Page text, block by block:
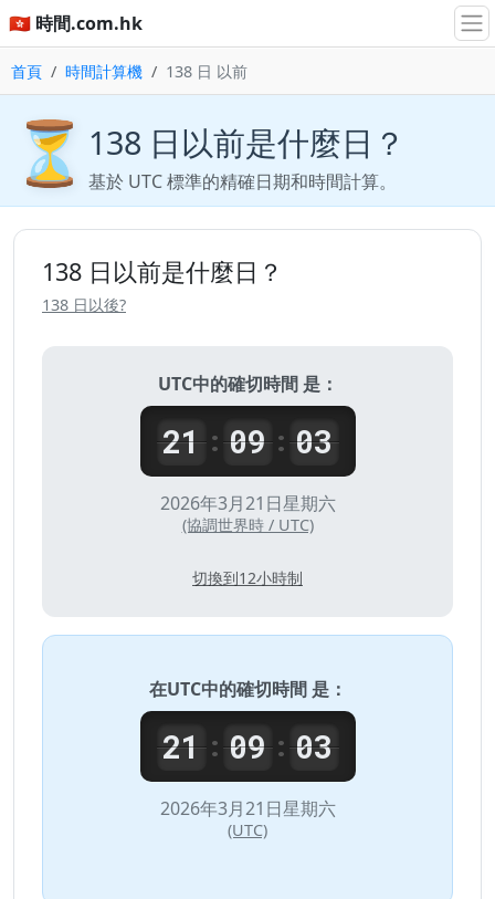
🇭🇰 時間.com.hk
首頁 時間計算機 138 日 以前
⏳ 138 日以前是什麼日？
基於 UTC 標準的精確日期和時間計算。
138 日以前是什麼日？
138 日以後?
UTC中的確切時間 是：
21: 09: 03
2026年3月21日星期六
(協調世界時 / UTC)
切換到12小時制
在UTC中的確切時間 是：
21: 09: 03
2026年3月21日星期六
(UTC)